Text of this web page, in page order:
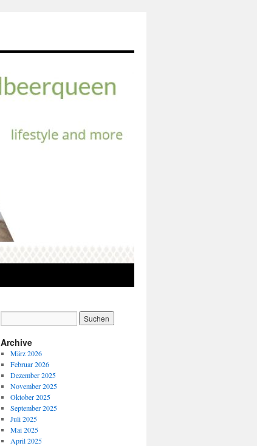
Archive
März 2026
Februar 2026
Dezember 2025
November 2025
Oktober 2025
September 2025
Juli 2025
Mai 2025
April 2025